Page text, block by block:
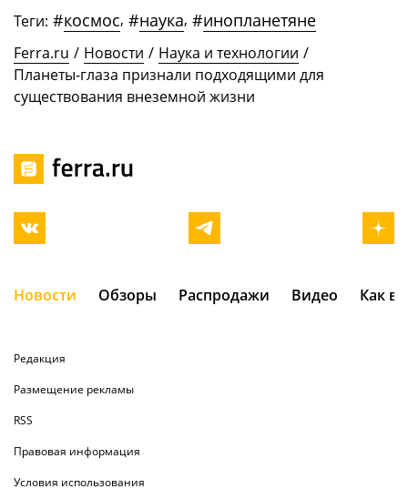
Теги: #космос, #наука, #инопланетяне
Ferra.ru / Новости / Наука и технологии /
Планеты-глаза признали подходящими для
существования внеземной жизни
Новости Обзоры Распродажи Видео Как
Редакция
Размещение рекламы
RSS
Правовая информация
Условия использования